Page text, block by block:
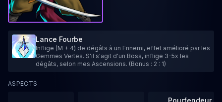
Lance Fourbe
Inflige (M + 4) de dégâts à un Ennemi, effet amélioré par les
Gemmes Vertes. S'il s'agit d'un Boss, inflige 3-5x les
dégâts, selon mes Ascensions. (Bonus : 2 : 1)
ASPECTS
Pourfendeur